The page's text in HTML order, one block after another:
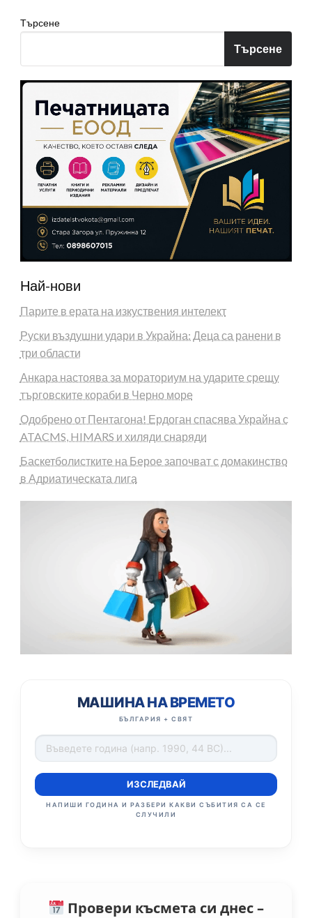
Търсене
Търсене
Най-нови
Парите в ерата на изкуствения интелект
Руски въздушни удари в Украйна: Деца са ранени в
три области
Анкара настоява за мораториум на ударите срещу
търговските кораби в Черно море
Одобрено от Пентагона! Ердоган спасява Украйна с
ATACMS, HIMARS и хиляди снаряди
Баскетболистките на Берое започват с домакинство
в Адриатическата лига
МАШИНА НА ВРЕМЕТО
БЪЛГАРИЯ + СВЯТ
ИЗСЛЕДВАЙ
НАПИШИ ГОДИНА И РАЗБЕРИ КАКВИ СЪБИТИЯ СА СЕ
СЛУЧИЛИ
Провери късмета си днес –